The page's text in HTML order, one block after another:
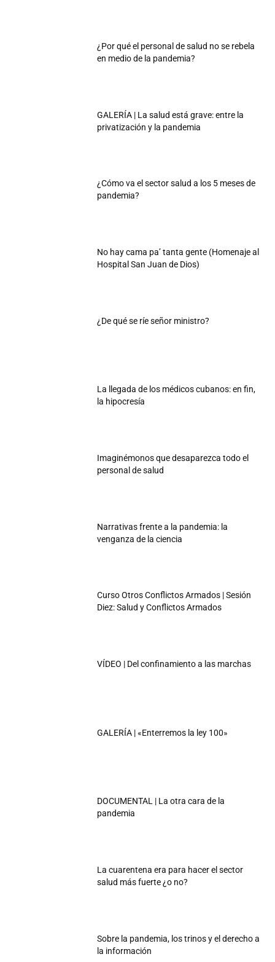
¿Por qué el personal de salud no se rebela
en medio de la pandemia?
GALERÍA | La salud está grave: entre la
privatización y la pandemia
¿Cómo va el sector salud a los 5 meses de
pandemia?
No hay cama pa’ tanta gente (Homenaje al
Hospital San Juan de Dios)
¿De qué se ríe señor ministro?
La llegada de los médicos cubanos: en fin,
la hipocresía
Imaginémonos que desaparezca todo el
personal de salud
Narrativas frente a la pandemia: la
venganza de la ciencia
Curso Otros Conflictos Armados | Sesión
Diez: Salud y Conflictos Armados
VÍDEO | Del confinamiento a las marchas
GALERÍA | «Enterremos la ley 100»
DOCUMENTAL | La otra cara de la
pandemia
La cuarentena era para hacer el sector
salud más fuerte ¿o no?
Sobre la pandemia, los trinos y el derecho a
la información